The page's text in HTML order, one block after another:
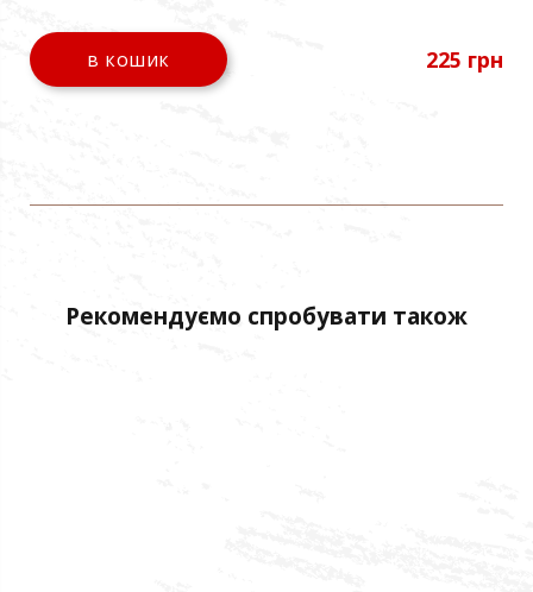
в кошик 225 грн
Рекомендуємо спробувати також